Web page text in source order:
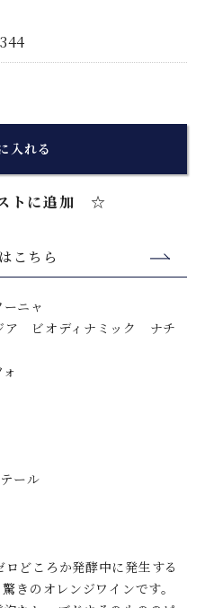
入れる
トに追加 ☆
こちら
ニャ
ビオディナミック ナチ
ール
どころか発酵中に発生する
きのオレンジワインです。